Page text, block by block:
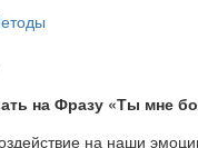
на Фразу «Ты мне
на наши